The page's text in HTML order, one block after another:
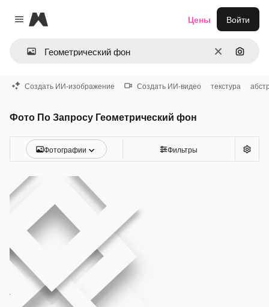
Close menu
Magnific
ОчиститьПоиск
Цены Войти
Создать ИИ-изображение Создать ИИ-видео текстура
Фото По Запросу Геометрический фон
Фотографии Фильтры